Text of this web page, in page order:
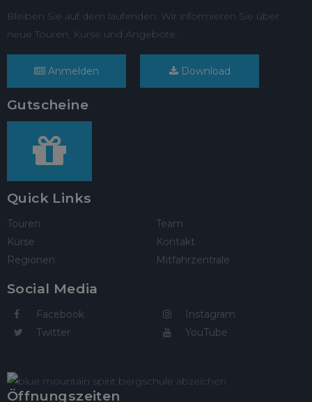
Bleiben Sie auf dem laufenden. Wir informieren Sie über
neue Touren, Kurse und Angebote.
Anmelden Download
Gutscheine
Quick Links
Touren
Kurse
Regionen
Team
Kontakt
Mitfahrzentrale
Social Media
Facebook
Twitter
Instagram
YouTube
Öffnungszeiten